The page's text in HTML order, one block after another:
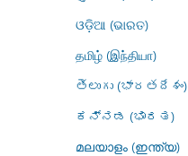
ଓଡ଼ିଆ (ଭାରତ)
தமிழ் (இந்தியா)
తెలుగు (భారతదేశం)
ಕನ್ನಡ (ಭಾರತ)
മലയാളം (ഇന്ത്യ)